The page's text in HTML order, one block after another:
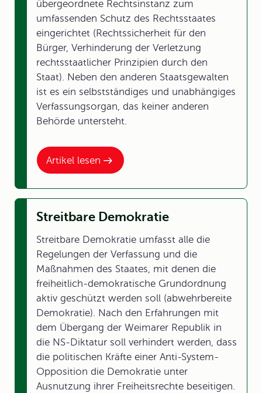
Artikel lesen
übergeordnete Rechtsinstanz zum
umfassenden Schutz des Rechtsstaates
eingerichtet (Rechtssicherheit für den
Bürger, Verhinderung der Verletzung
rechtsstaatlicher Prinzipien durch den
Staat). Neben den anderen Staatsgewalten
ist es ein selbstständiges und unabhängiges
Verfassungsorgan, das keiner anderen
Behörde untersteht.
Streitbare Demokratie
Streitbare Demokratie umfasst alle die
Regelungen der Verfassung und die
Maßnahmen des Staates, mit denen die
freiheitlich-demokratische Grundordnung
aktiv geschützt werden soll (abwehrbereite
Demokratie). Nach den Erfahrungen mit
dem Übergang der Weimarer Republik in
die NS-Diktatur soll verhindert werden, dass
die politischen Kräfte einer Anti-System-
Opposition die Demokratie unter
Ausnutzung ihrer Freiheitsrechte beseitigen.